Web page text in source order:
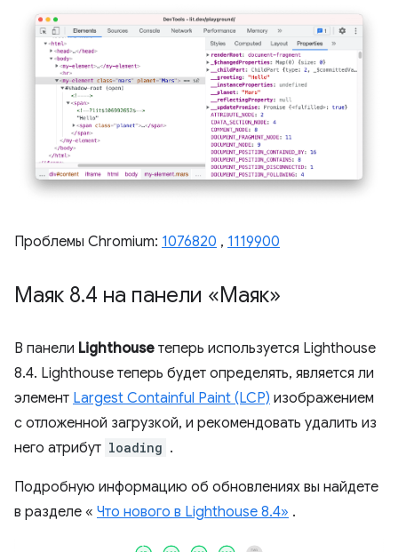
Проблемы Chromium: 1076820 , 1119900
Маяк 8.4 на панели «Маяк»
В панели Lighthouse теперь используется Lighthouse
8.4. Lighthouse теперь будет определять, является ли
элемент Largest Containful Paint (LCP) изображением
с отложенной загрузкой, и рекомендовать удалить из
него атрибут loading .
Подробную информацию об обновлениях вы найдете
в разделе « Что нового в Lighthouse 8.4» .